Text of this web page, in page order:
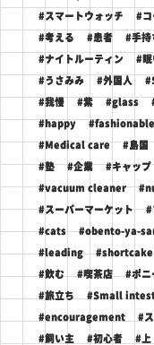
#スマートウォッチ #コ
#考える #患者 #手持
#ナイトルーティン #眠
#うさみみ #外国人
#我慢 #紫 #glass
#happy #fashionable
#Medical care #島国
#塾 #企業 #キャップ
#vacuum cleaner
#スーパーマーケット #
#cats #obento-ya-
#leading #shortcake
#飲む #喫茶店 #ポニ
#旅立ち #Small
#encouragement #
#飼い主 #初心者 #上